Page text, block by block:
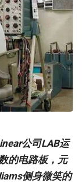
公司LAB运
的电路板，元
侧身微笑的